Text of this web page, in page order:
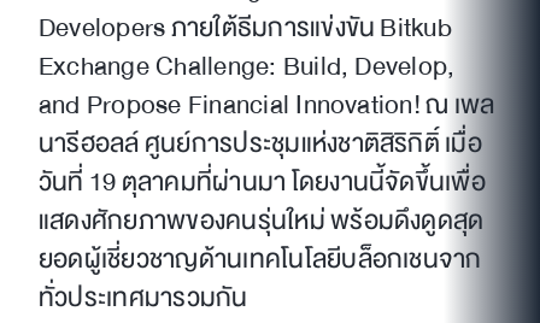
Developers ภายใต้ธีมการแข่งขัน Bitkub
Exchange Challenge: Build, Develop,
and Propose Financial Innovation! ณ เพล
นารีฮอลล์ ศูนย์การประชุมแห่งชาติสิริกิติ์ เมื่อ
วันที่ 19 ตุลาคมที่ผ่านมา โดยงานนี้จัดขึ้นเพื่อ
แสดงศักยภาพของคนรุ่นใหม่ พร้อมดึงดูดสุด
ยอดผู้เชี่ยวชาญด้านเทคโนโลยีบล็อกเชนจาก
ทั่วประเทศมารวมกัน